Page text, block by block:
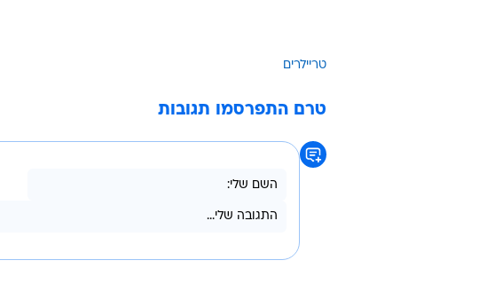
טריילרים
טרם התפרסמו תגובות